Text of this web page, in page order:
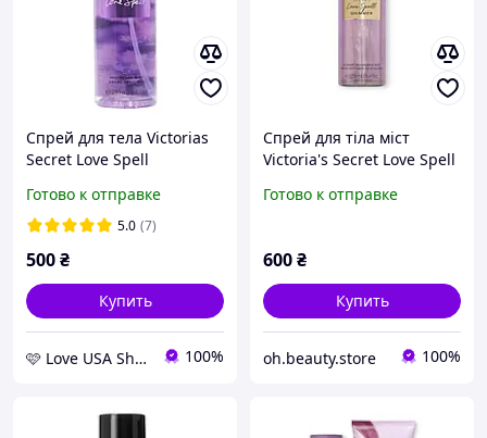
Спрей для тела Victorias
Secret Love Spell
Готово к отправке
5.0 (7)
500₴
Купить
🩷 Love USA Shop 🩷 100%
Спрей для тіла міст
Victoria's Secret Love Spell
Готово к отправке
600₴
Купить
oh.beauty.store 100%